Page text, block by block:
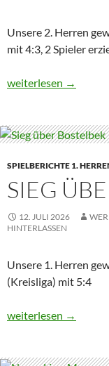
Unsere 2. Herren
mit 4:3, 2 Spieler
Zweimal zwei
weiterlesen →
SPIELBERICHTE 1.
SIEG
12. JULI 2026
HINTERLASSEN
Unsere 1. Herren
(Kreisliga) mit 5:4
Sieg über Bostelbek
weiterlesen →